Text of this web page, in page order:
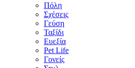
Πόλη
Σχέσεις
Γεύση
Ταξίδι
Ευεξία
Pet Life
Γονείς